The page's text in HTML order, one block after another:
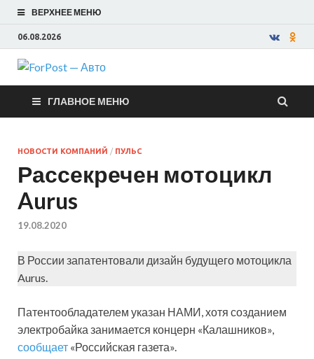
ВЕРХНЕЕ МЕНЮ
06.08.2026
ForPost —
Авто
ГЛАВНОЕ МЕНЮ
НОВОСТИ КОМПАНИЙ / ПУЛЬС
Рассекречен мотоцикл
Aurus
19.08.2020
В России запатентовали дизайн будущего мотоцикла
Aurus.
Патентообладателем указан НАМИ, хотя созданием
электробайка занимается концерн «Калашников»,
сообщает «Российская газета».